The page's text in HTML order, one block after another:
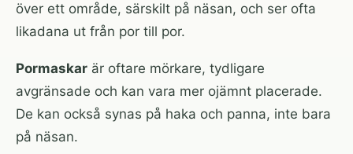
över ett område, särskilt på näsan, och ser ofta
likadana ut från por till por.
Pormaskar är oftare mörkare, tydligare
avgränsade och kan vara mer ojämnt placerade.
De kan också synas på haka och panna, inte bara
på näsan.